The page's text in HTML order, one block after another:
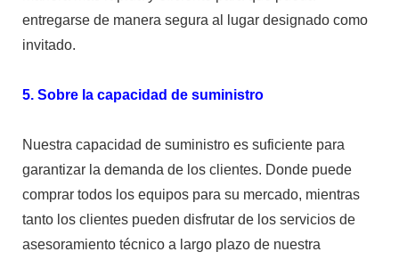
entregarse de manera segura al lugar designado como
invitado.
5. Sobre la capacidad de suministro
Nuestra capacidad de suministro es suficiente para
garantizar la demanda de los clientes. Donde puede
comprar todos los equipos para su mercado, mientras
tanto los clientes pueden disfrutar de los servicios de
asesoramiento técnico a largo plazo de nuestra